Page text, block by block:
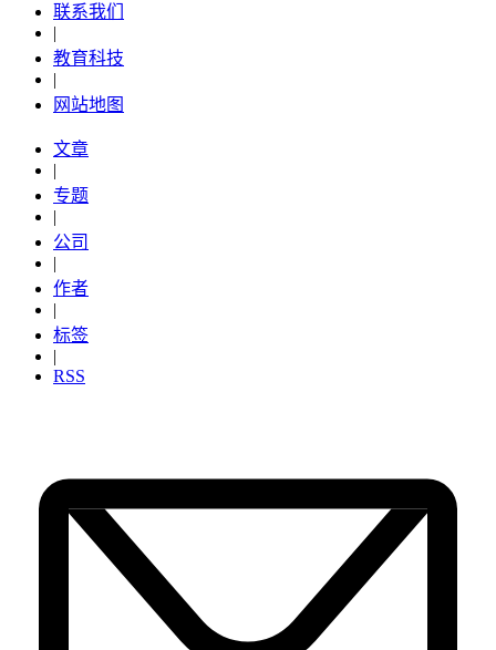
联系我们
|
教育科技
|
网站地图
文章
|
专题
|
公司
|
作者
|
标签
|
RSS